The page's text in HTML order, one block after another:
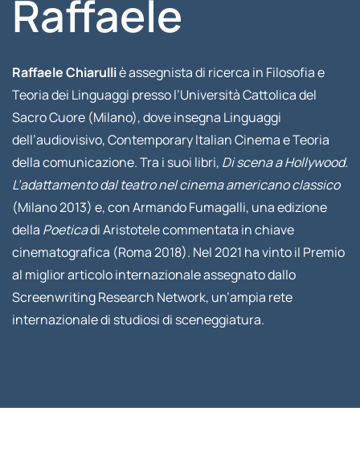
Raffaele
Raffaele Chiarulliè assegnista di ricerca in Filosofia e
Teoria dei Linguaggi presso l’Università Cattolica del
Sacro Cuore (Milano), dove insegna Linguaggi
dell’audiovisivo, Contemporary Italian Cinema e Teoria
della comunicazione. Tra i suoi libri, Di scena a Hollywood.
L’adattamento dal teatro nel cinema americano classico
(Milano 2013) e, con Armando Fumagalli, una edizione
della Poeticadi Aristotele commentata in chiave
cinematografica (Roma 2018). Nel 2021 ha vinto il Premio
al miglior articolo internazionale assegnato dallo
Screenwriting Research Network, un’ampia rete
internazionale di studiosi di sceneggiatura.